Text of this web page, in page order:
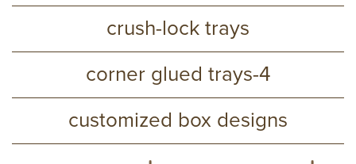
crush-lock trays
4-corner glued trays
customized box designs